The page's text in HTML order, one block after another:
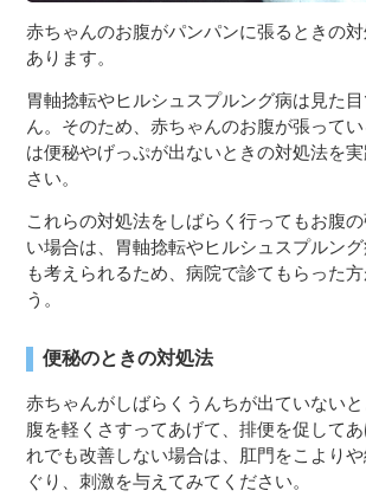
赤ちゃんのお腹がパンパンに張るときの
あります。
胃軸捻転やヒルシュスプルング病は見た
ん。そのため、赤ちゃんのお腹が張って
は便秘やげっぷが出ないときの対処法を
さい。
これらの対処法をしばらく行ってもお腹
い場合は、胃軸捻転やヒルシュスプルン
も考えられるため、病院で診てもらった
う。
便秘のときの対処法
赤ちゃんがしばらくうんちが出ていない
腹を軽くさすってあげて、排便を促して
れでも改善しない場合は、肛門をこより
ぐり、刺激を与えてみてください。